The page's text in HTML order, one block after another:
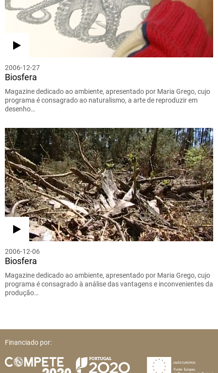
2006-12-27
Biosfera
Magazine dedicado ao ambiente, apresentado por Maria Grego, cujo
programa é consagrado ao naturalismo, a arte de reproduzir em
desenho…
2006-12-06
Biosfera
Magazine dedicado ao ambiente, apresentado por Maria Grego, cujo
programa é consagrado à análise das vantagens e inconvenientes da
produção…
Financiado por: